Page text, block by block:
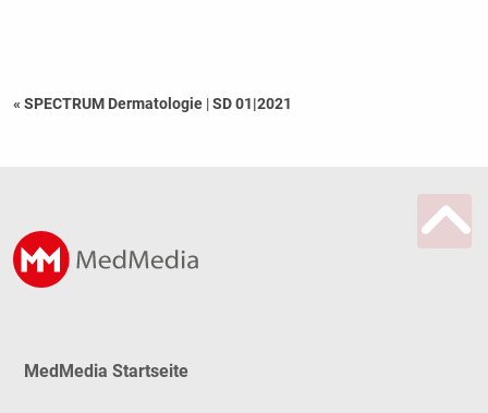
« SPECTRUM Dermatologie |SD 01|2021
MedMedia Startseite